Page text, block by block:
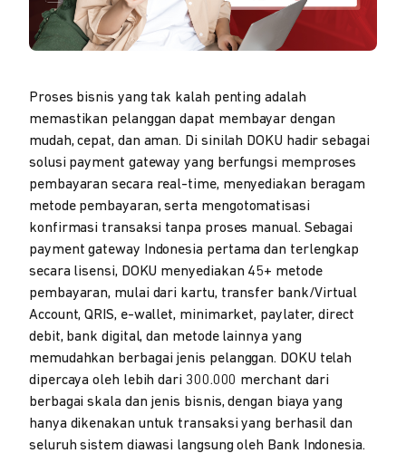
Proses bisnis yang tak kalah penting adalah
memastikan pelanggan dapat membayar dengan
mudah, cepat, dan aman. Di sinilah DOKU hadir sebagai
solusi payment gateway yang berfungsi memproses
pembayaran secara real-time, menyediakan beragam
metode pembayaran, serta mengotomatisasi
konfirmasi transaksi tanpa proses manual. Sebagai
payment gateway Indonesia pertama dan terlengkap
secara lisensi, DOKU menyediakan 45+ metode
pembayaran, mulai dari kartu, transfer bank/Virtual
Account, QRIS, e-wallet, minimarket, paylater, direct
debit, bank digital, dan metode lainnya yang
memudahkan berbagai jenis pelanggan. DOKU telah
dipercaya oleh lebih dari 300.000 merchant dari
berbagai skala dan jenis bisnis, dengan biaya yang
hanya dikenakan untuk transaksi yang berhasil dan
seluruh sistem diawasi langsung oleh Bank Indonesia.